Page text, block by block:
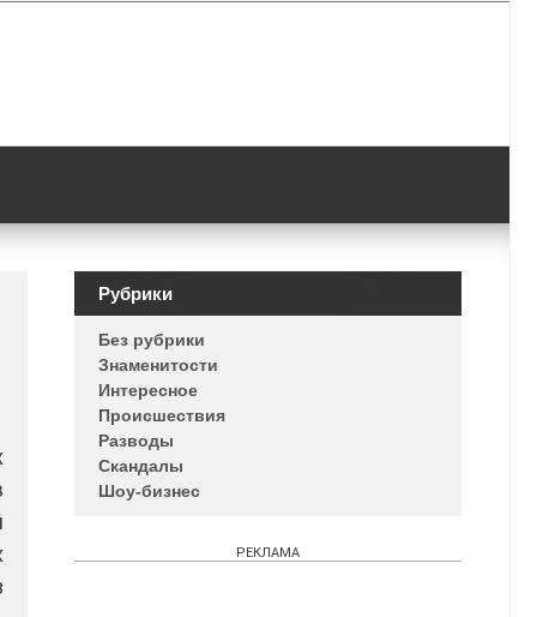
Рубрики
Без рубрики
Знаменитости
Интересное
Происшествия
Разводы
Скандалы
Шоу-бизнес
РЕКЛАМА